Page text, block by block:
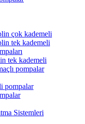
çok kademeli
tek kademeli
tek kademeli
pompalar
pompalar
Sistemleri